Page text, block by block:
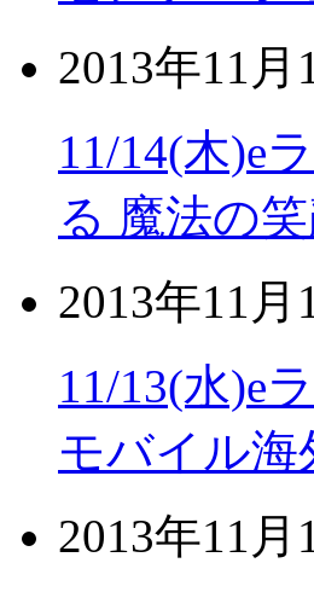
2013年11月
11/14(木)e
る 魔法の
2013年11月
11/13(水)e
モバイル海
2013年11月